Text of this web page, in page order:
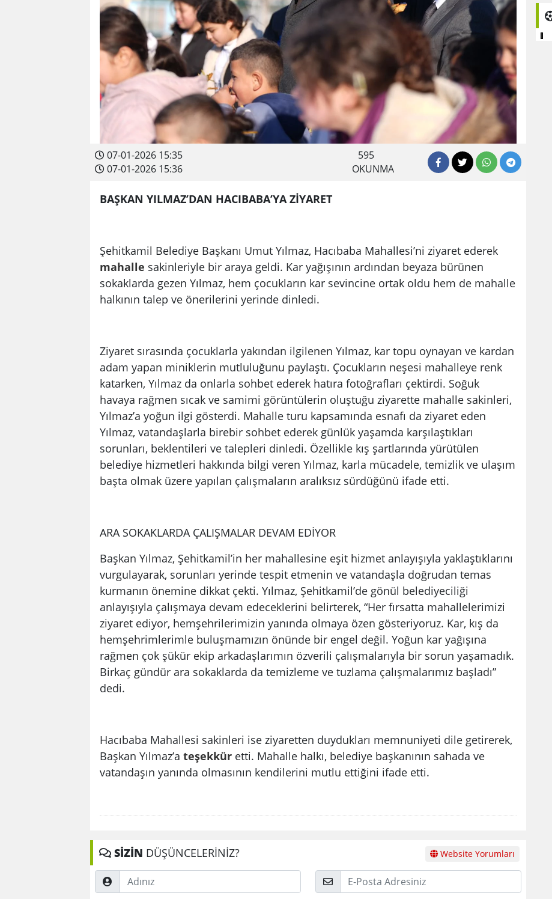
07-01-2026 15:35
07-01-2026 15:36
595
OKUNMA
BAŞKAN YILMAZ’DAN HACIBABA’YA ZİYARET
Şehitkamil Belediye Başkanı Umut Yılmaz, Hacıbaba Mahallesi’ni ziyaret ederek
mahalle sakinleriyle bir araya geldi. Kar yağışının ardından beyaza bürünen
sokaklarda gezen Yılmaz, hem çocukların kar sevincine ortak oldu hem de mahalle
halkının talep ve önerilerini yerinde dinledi.
Ziyaret sırasında çocuklarla yakından ilgilenen Yılmaz, kar topu oynayan ve kardan
adam yapan miniklerin mutluluğunu paylaştı. Çocukların neşesi mahalleye renk
katarken, Yılmaz da onlarla sohbet ederek hatıra fotoğrafları çektirdi. Soğuk
havaya rağmen sıcak ve samimi görüntülerin oluştuğu ziyarette mahalle sakinleri,
Yılmaz’a yoğun ilgi gösterdi. Mahalle turu kapsamında esnafı da ziyaret eden
Yılmaz, vatandaşlarla birebir sohbet ederek günlük yaşamda karşılaştıkları
sorunları, beklentileri ve talepleri dinledi. Özellikle kış şartlarında yürütülen
belediye hizmetleri hakkında bilgi veren Yılmaz, karla mücadele, temizlik ve ulaşım
başta olmak üzere yapılan çalışmaların aralıksız sürdüğünü ifade etti.
ARA SOKAKLARDA ÇALIŞMALAR DEVAM EDİYOR
Başkan Yılmaz, Şehitkamil’in her mahallesine eşit hizmet anlayışıyla yaklaştıklarını
vurgulayarak, sorunları yerinde tespit etmenin ve vatandaşla doğrudan temas
kurmanın önemine dikkat çekti. Yılmaz, Şehitkamil’de gönül belediyeciliği
anlayışıyla çalışmaya devam edeceklerini belirterek, “Her fırsatta mahallelerimizi
ziyaret ediyor, hemşehrilerimizin yanında olmaya özen gösteriyoruz. Kar, kış da
hemşehrimlerimle buluşmamızın önünde bir engel değil. Yoğun kar yağışına
rağmen çok şükür ekip arkadaşlarımın özverili çalışmalarıyla bir sorun yaşamadık.
Birkaç gündür ara sokaklarda da temizleme ve tuzlama çalışmalarımız başladı”
dedi.
Hacıbaba Mahallesi sakinleri ise ziyaretten duydukları memnuniyeti dile getirerek,
Başkan Yılmaz’a teşekkür etti. Mahalle halkı, belediye başkanının sahada ve
vatandaşın yanında olmasının kendilerini mutlu ettiğini ifade etti.
SİZİN DÜŞÜNCELERİNİZ? Website Yorumları
Adınız
Posta